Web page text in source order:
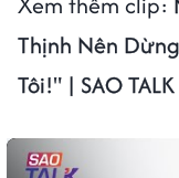
Thịnh Nên
Tôi!" | SAO TALK